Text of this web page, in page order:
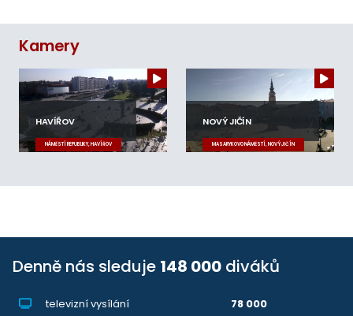
Kamery
HAVÍŘOV
NÁMĚSTÍ REPUBLIKY, HAVÍŘOV
NOVÝ JIČÍN
MASARYKOVO NÁMĚSTÍ, NOVÝ JIČÍN
Denně nás sleduje 148 000 diváků
televizní vysílání
78 000